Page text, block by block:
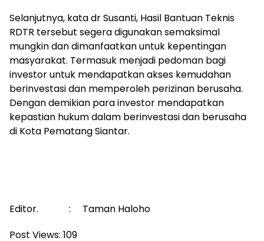
Selanjutnya, kata dr Susanti, Hasil Bantuan Teknis
RDTR tersebut segera digunakan semaksimal
mungkin dan dimanfaatkan untuk kepentingan
masyarakat. Termasuk menjadi pedoman bagi
investor untuk mendapatkan akses kemudahan
berinvestasi dan memperoleh perizinan berusaha.
Dengan demikian para investor mendapatkan
kepastian hukum dalam berinvestasi dan berusaha
di Kota Pematang Siantar.
Editor. : Taman Haloho
Post Views: 109